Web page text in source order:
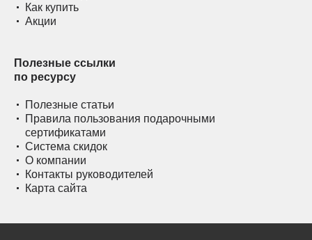
Как купить
Акции
Полезные ссылки
по ресурсу
Полезные статьи
Правила пользования подарочными
сертификатами
Система скидок
О компании
Контакты руководителей
Карта сайта